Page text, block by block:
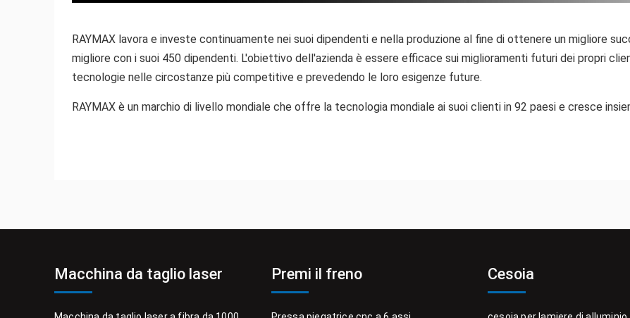
RAYMAX lavora e investe continuamente nei suoi dipendenti e nella produzione al fine di ottenere un migliore
migliore con i suoi 450 dipendenti. L'obiettivo dell'azienda è essere efficace sui miglioramenti futuri dei propri
tecnologie nelle circostanze più competitive e prevedendo le loro esigenze future.
RAYMAX è un marchio di livello mondiale che offre la tecnologia mondiale ai suoi clienti in 92 paesi e cresce
Macchina da taglio laser Premi il freno Cesoia